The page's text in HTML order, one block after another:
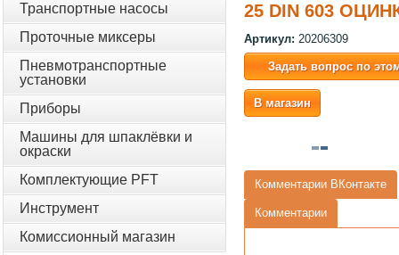
25 DIN 603
Артикул: 20206309
Задать вопрос по
В магазин
Комментарии ВКонтакте
Комментарии
Транспортные насосы
Проточные миксеры
Пневмотранспортные
установки
Приборы
Машины для шпаклёвки и
окраски
Комплектующие PFT
Инструмент
Комиссионный магазин